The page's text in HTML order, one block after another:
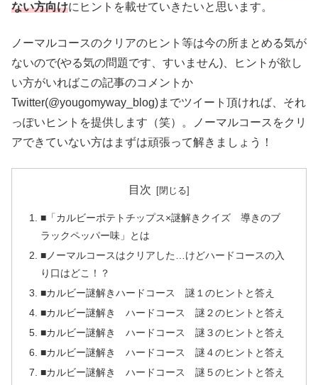
ない方向けにヒントを載せていきたいと思います。
ノーマルコースのクリアのヒント等は今の所まとめる気が
ないので(やる気の問題です、すいません)、ヒントが欲し
い方がいればこの記事のコメントか
Twitter(@yougomyway_blog)までツイート頂ければ、それ
っぽいヒントを提供します（笑）。ノーマルコースをクリ
アできていない方はまずは頑張って解きましょう！
目次
■「カルビーポテトチップス×謎解きクイズ 導きのブ
ラックペッパー味」とは
■ノーマルコースはクリアした…けどハードコースの入
り口はどこ！？
■カルビー謎解きハードコース 謎１のヒントと答え
■カルビー謎解き ハードコース 謎２のヒントと答え
■カルビー謎解き ハードコース 謎３のヒントと答え
■カルビー謎解き ハードコース 謎４のヒントと答え
■カルビー謎解き ハードコース 謎５のヒントと答え